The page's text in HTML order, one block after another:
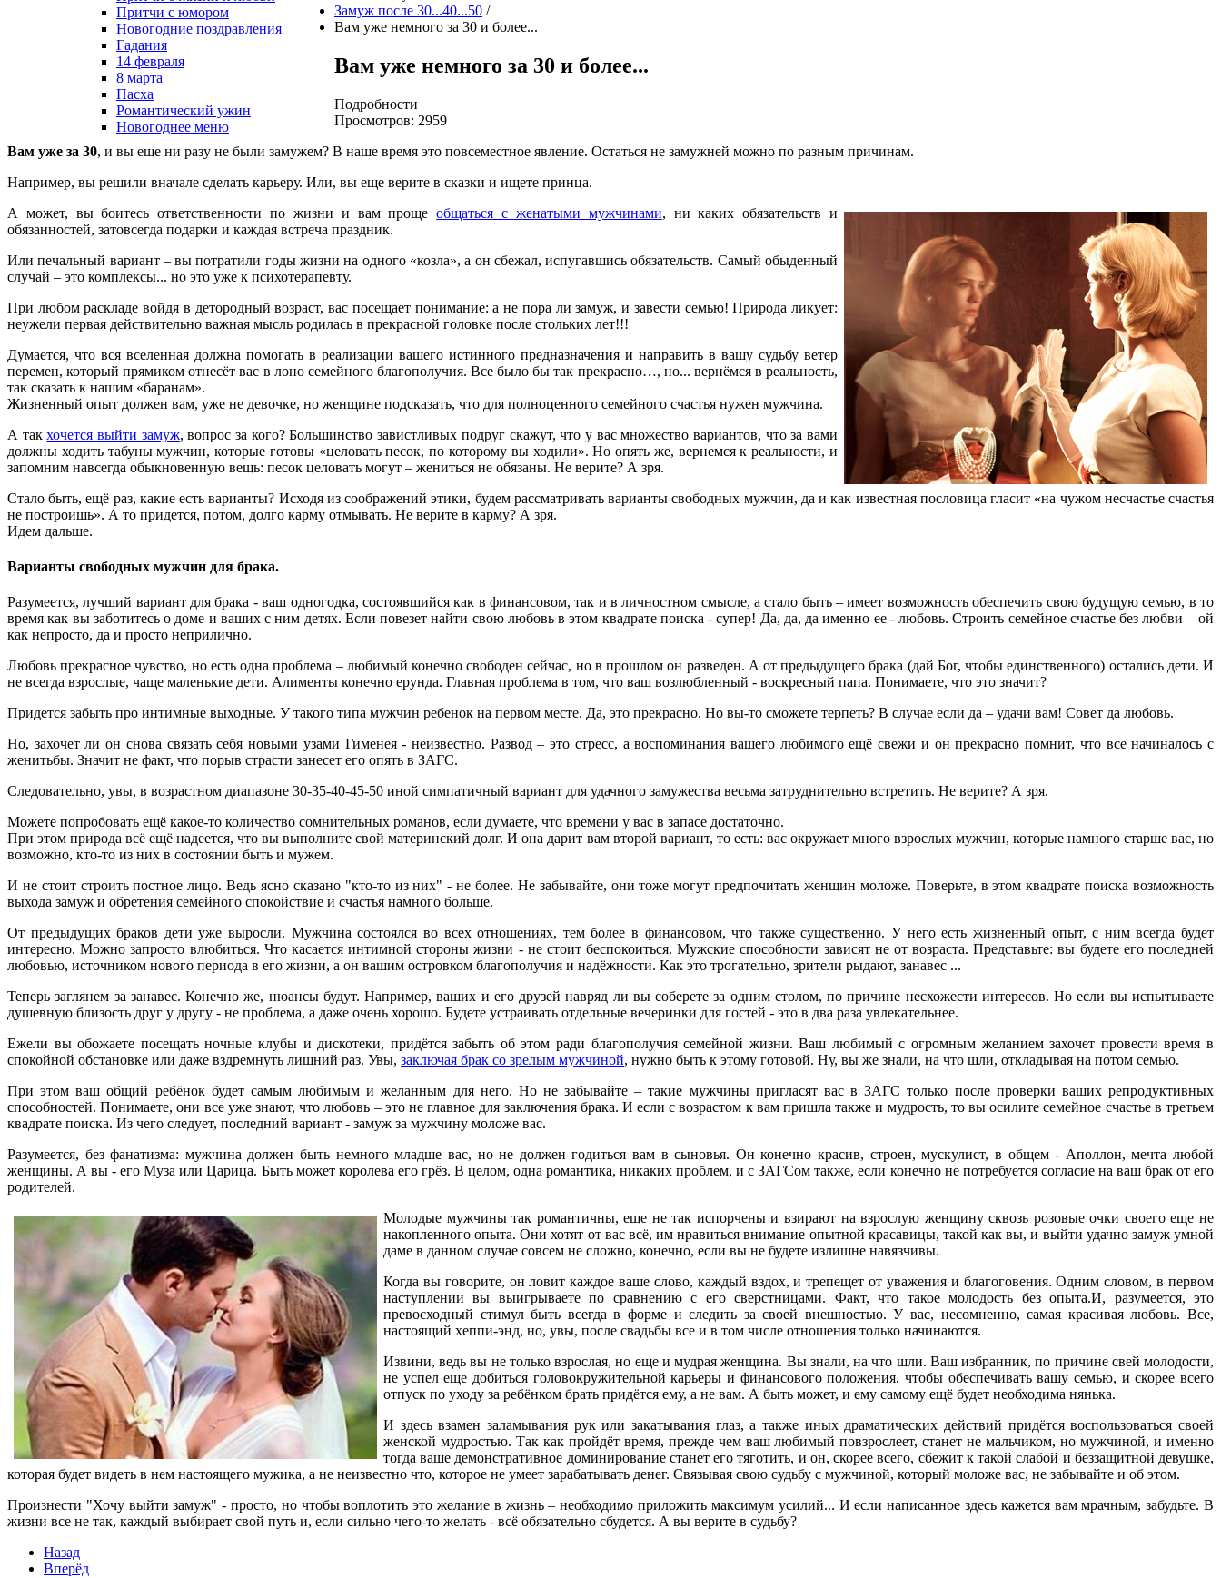
Притчи с юмором
Новогодние поздравления
Гадания
14 февраля
8 марта
Пасха
Романтический ужин
Новогоднее меню
Замуж после 30...40...50 /
Вам уже немного за 30 и более...
Вам уже немного за 30 и более...
Подробности
Просмотров: 2959
Вам уже за 30, и вы еще ни разу не были замужем? В наше время это повсеместное явление. Остаться не замужней можно по разным причинам.
Например, вы решили вначале сделать карьеру. Или, вы еще верите в сказки и ищете принца.
А может, вы боитесь ответственности по жизни и вам прощеобщаться с женатыми мужчинами, ни каких обязательств и
обязанностей, затовсегда подарки и каждая встреча праздник.
Или печальный вариант – вы потратили годы жизни на одного «козла», а он сбежал, испугавшись обязательств. Самый обыденный
случай – это комплексы... но это уже к психотерапевту.
При любом раскладе войдя в детородный возраст, вас посещает понимание: а не пора ли замуж, и завести семью! Природа ликует:
неужели первая действительно важная мысль родилась в прекрасной головке после стольких лет!!!
Думается, что вся вселенная должна помогать в реализации вашего истинного предназначения и направить в вашу судьбу ветер
перемен, который прямиком отнесёт вас в лоно семейного благополучия. Все было бы так прекрасно…, но... вернёмся в реальность,
так сказать к нашим «баранам».
Жизненный опыт должен вам, уже не девочке, но женщине подсказать, что для полноценного семейного счастья нужен мужчина.
А такхочется выйти замуж, вопрос за кого? Большинство завистливых подруг скажут, что у вас множество вариантов, что за вами
должны ходить табуны мужчин, которые готовы «целовать песок, по которому вы ходили». Но опять же, вернемся к реальности, и
запомним навсегда обыкновенную вещь: песок целовать могут – жениться не обязаны. Не верите? А зря.
Стало быть, ещё раз, какие есть варианты? Исходя из соображений этики, будем рассматривать варианты свободных мужчин, да и как известная пословица гласит «на чужом несчастье счастья
не построишь». А то придется, потом, долго карму отмывать. Не верите в карму? А зря.
Идем дальше.
Варианты свободных мужчин для брака.
Разумеется, лучший вариант для брака - ваш одногодка, состоявшийся как в финансовом, так и в личностном смысле, а стало быть – имеет возможность обеспечить свою будущую семью, в то
время как вы заботитесь о доме и ваших с ним детях. Если повезет найти свою любовь в этом квадрате поиска - супер! Да, да, да именно ее - любовь. Строить семейное счастье без любви – ой
как непросто, да и просто неприлично.
Любовь прекрасное чувство, но есть одна проблема – любимый конечно свободен сейчас, но в прошлом он разведен. А от предыдущего брака (дай Бог, чтобы единственного) остались дети. И
не всегда взрослые, чаще маленькие дети. Алименты конечно ерунда. Главная проблема в том, что ваш возлюбленный - воскресный папа. Понимаете, что это значит?
Придется забыть про интимные выходные. У такого типа мужчин ребенок на первом месте. Да, это прекрасно. Но вы-то сможете терпеть? В случае если да – удачи вам! Совет да любовь.
Но, захочет ли он снова связать себя новыми узами Гименея - неизвестно. Развод – это стресс, а воспоминания вашего любимого ещё свежи и он прекрасно помнит, что все начиналось с
женитьбы. Значит не факт, что порыв страсти занесет его опять в ЗАГС.
Следовательно, увы, в возрастном диапазоне 30-35-40-45-50 иной симпатичный вариант для удачного замужества весьма затруднительно встретить. Не верите? А зря.
Можете попробовать ещё какое-то количество сомнительных романов, если думаете, что времени у вас в запасе достаточно.
При этом природа всё ещё надеется, что вы выполните свой материнский долг. И она дарит вам второй вариант, то есть: вас окружает много взрослых мужчин, которые намного старше вас, но
возможно, кто-то из них в состоянии быть и мужем.
И не стоит строить постное лицо. Ведь ясно сказано "кто-то из них" - не более. Не забывайте, они тоже могут предпочитать женщин моложе. Поверьте, в этом квадрате поиска возможность
выхода замуж и обретения семейного спокойствие и счастья намного больше.
От предыдущих браков дети уже выросли. Мужчина состоялся во всех отношениях, тем более в финансовом, что также существенно. У него есть жизненный опыт, с ним всегда будет
интересно. Можно запросто влюбиться. Что касается интимной стороны жизни - не стоит беспокоиться. Мужские способности зависят не от возраста. Представьте: вы будете его последней
любовью, источником нового периода в его жизни, а он вашим островком благополучия и надёжности. Как это трогательно, зрители рыдают, занавес ...
Теперь заглянем за занавес. Конечно же, нюансы будут. Например, ваших и его друзей навряд ли вы соберете за одним столом, по причине несхожести интересов. Но если вы испытываете
душевную близость друг у другу - не проблема, а даже очень хорошо. Будете устраивать отдельные вечеринки для гостей - это в два раза увлекательнее.
Ежели вы обожаете посещать ночные клубы и дискотеки, придётся забыть об этом ради благополучия семейной жизни. Ваш любимый с огромным желанием захочет провести время в
спокойной обстановке или даже вздремнуть лишний раз. Увы, заключая брак со зрелым мужчиной, нужно быть к этому готовой. Ну, вы же знали, на что шли, откладывая на потом семью.
При этом ваш общий ребёнок будет самым любимым и желанным для него. Но не забывайте – такие мужчины пригласят вас в ЗАГС только после проверки ваших репродуктивных
способностей. Понимаете, они все уже знают, что любовь – это не главное для заключения брака. И если с возрастом к вам пришла также и мудрость, то вы осилите семейное счастье в третьем
квадрате поиска. Из чего следует, последний вариант - замуж за мужчину моложе вас.
Разумеется, без фанатизма: мужчина должен быть немного младше вас, но не должен годиться вам в сыновья. Он конечно красив, строен, мускулист, в общем - Аполлон, мечта любой
женщины. А вы - его Муза или Царица. Быть может королева его грёз. В целом, одна романтика, никаких проблем, и с ЗАГСом также, если конечно не потребуется согласие на ваш брак от его
родителей.
Молодые мужчины так романтичны, еще не так испорчены и взирают на взрослую женщину сквозь розовые очки своего еще не
накопленного опыта. Они хотят от вас всё, им нравиться внимание опытной красавицы, такой как вы, и выйти удачно замуж умной
даме в данном случае совсем не сложно, конечно, если вы не будете излишне навязчивы.
Когда вы говорите, он ловит каждое ваше слово, каждый вздох, и трепещет от уважения и благоговения. Одним словом, в первом
наступлении вы выигрываете по сравнению с его сверстницами. Факт, что такое молодость без опыта.И, разумеется, это
превосходный стимул быть всегда в форме и следить за своей внешностью. У вас, несомненно, самая красивая любовь. Все,
настоящий хеппи-энд, но, увы, после свадьбы все и в том числе отношения только начинаются.
Извини, ведь вы не только взрослая, но еще и мудрая женщина. Вы знали, на что шли. Ваш избранник, по причине свей молодости,
не успел еще добиться головокружительной карьеры и финансового положения, чтобы обеспечивать вашу семью, и скорее всего
отпуск по уходу за ребёнком брать придётся ему, а не вам. А быть может, и ему самому ещё будет необходима нянька.
И здесь взамен заламывания рук или закатывания глаз, а также иных драматических действий придётся воспользоваться своей
женской мудростью. Так как пройдёт время, прежде чем ваш любимый повзрослеет, станет не мальчиком, но мужчиной, и именно
тогда ваше демонстративное доминирование станет его тяготить, и он, скорее всего, сбежит к такой слабой и беззащитной девушке,
которая будет видеть в нем настоящего мужика, а не неизвестно что, которое не умеет зарабатывать денег. Связывая свою судьбу с мужчиной, который моложе вас, не забывайте и об этом.
Произнести "Хочу выйти замуж" - просто, но чтобы воплотить это желание в жизнь – необходимо приложить максимум усилий... И если написанное здесь кажется вам мрачным, забудьте. В
жизни все не так, каждый выбирает свой путь и, если сильно чего-то желать - всё обязательно сбудется. А вы верите в судьбу?
Назад
Вперёд